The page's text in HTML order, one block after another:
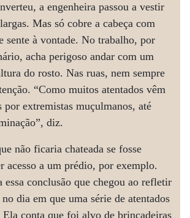
a engenheira passou a vestir
Mas só cobre a cabeça com
sente à vontade. No trabalho, por
acha perigoso andar com um
do rosto. Nas ruas, nem sempre
“Como muitos atentados vêm
por extremistas muçulmanos, até
diz.
não ficaria chateada se fosse
acesso a um prédio, por exemplo.
essa conclusão que chegou ao refletir
dia em que uma série de atentados
conta que foi alvo de brincadeiras